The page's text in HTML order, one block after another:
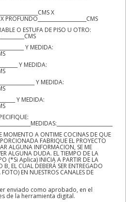
X
PROFUNDO____________________CMS
O ESTUFA DE PISO U OTRO:
Y MEDIDA:
Y MEDIDA:
Y MEDIDA:
Y MEDIDA:
MOMENTO A ONTIME COCINAS DE QUE
FABRIQUE EL PROYECTO
ALGUNA INFORMACION, SE ME
ALGUNA DUDA. EL TIEMPO DE LA
(*Si Aplica) INICIA A PARTIR DE LA
B, EL CUAL DEBERÁ SER ENTREGADO
EN NUESTROS CANALES DE
enviado como aprobado, en el
de la herramienta digital.